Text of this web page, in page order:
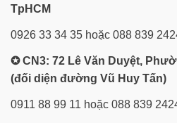
TpHCM
0926 33 34 35 hoặc 088 839
✪ CN3: 72 Lê Văn Duyệt,
(đối diện đường Vũ Huy Tấn)
0911 88 99 11 hoặc 088 839